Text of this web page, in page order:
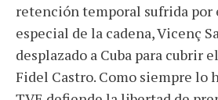
retención temporal sufrida por
especial de la cadena, Vicenç
desplazado a Cuba para cubrir
Fidel Castro. Como siempre lo